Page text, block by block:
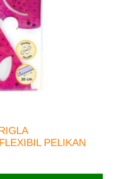
PELIKAN